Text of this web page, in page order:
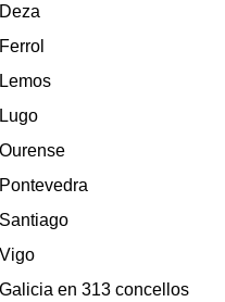
Deza
Ferrol
Lemos
Lugo
Ourense
Pontevedra
Santiago
Vigo
Galicia en 313 concellos